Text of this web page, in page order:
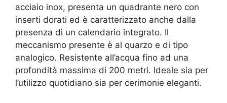
acciaio inox, presenta un quadrante nero con
inserti dorati ed è caratterizzato anche dalla
presenza di un calendario integrato. Il
meccanismo presente è al quarzo e di tipo
analogico. Resistente all’acqua fino ad una
profondità massima di 200 metri. Ideale sia per
l’utilizzo quotidiano sia per cerimonie eleganti.